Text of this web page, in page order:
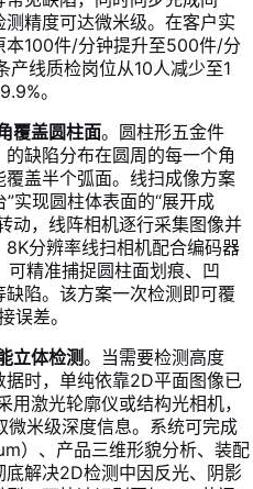
精度可达微米级。在客户实
本100件/分钟提升至500件/分
产线质检岗位从10人减少至1
。
覆盖圆柱面。圆柱形五金件
的缺陷分布在圆周的每一个角
盖半个弧面。线扫成像方案
实现圆柱体表面的“展开成
动，线阵相机逐行采集图像并
分辨率线扫相机配合编码器
精准捕捉圆柱面划痕、凹
陷。该方案一次检测即可覆
误差。
立体检测。当需要检测高度
时，单纯依靠2D平面图像已
激光轮廓仪或结构光相机，
微米级深度信息。系统可完成
）、产品三维形貌分析、装配
解决2D检测中因反光、阴影